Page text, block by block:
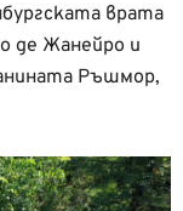
врата
де Жанейро и
Ръшмор,